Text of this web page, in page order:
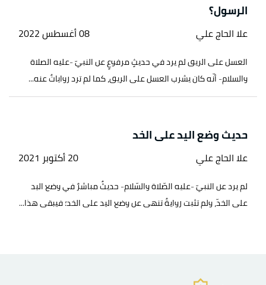
الرسول؟
علا الحاج علي 08 أغسطس 2022
العسل على الريق لم يرد في حديثٍ مرفوعٍ عن النبيّ -عليه الصلاة
والسلام- أنّه كان يشرب العسل على الريق، كما لم ترد رواياتٌ عنه...
حديث وضع اليد على الخد
علا الحاج علي 20 أكتوبر 2021
لم يرد عن النبيّ -عليه الصّلاة والسّلام- حديثٌ مباشرٌ في وضع اليد
على الخدّ، ولم تثبت روايةٌ تنهى عن وضع اليد على الخد؛ فيبقى هذا...